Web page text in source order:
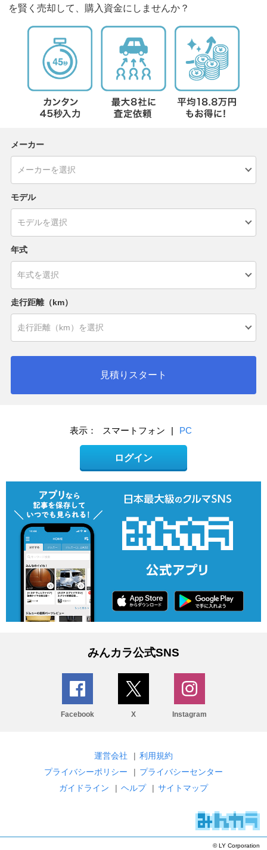
を賢く売却して、購入資金にしませんか？
メーカー
モデル
年式
走行距離（km）
見積りスタート
表示： スマートフォン PC
ログイン
みんカラ公式SNS
Facebook X Instagram
運営会社 | 利用規約
プライバシーポリシー
| プライバシーセンター
ガイドライン
| ヘルプ | サイトマップ
© LY Corporation